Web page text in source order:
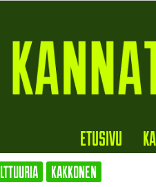
ETUSIVU
KAKKONEN